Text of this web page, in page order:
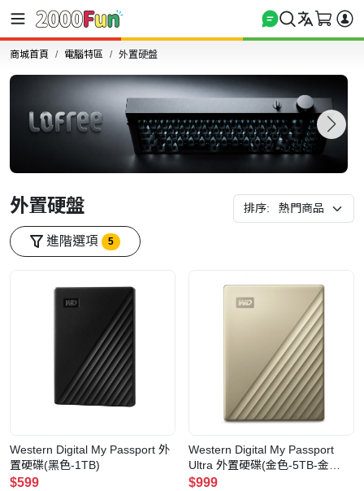
商城首頁 電腦特區 外置硬盤
外置硬盤 排序:
進階選項 5
Western Digital My Passport 外
置硬碟(黑色-1TB)
$599
Western Digital My Passport
Ultra 外置硬碟(金色-5TB-金
色-5TB)
$999